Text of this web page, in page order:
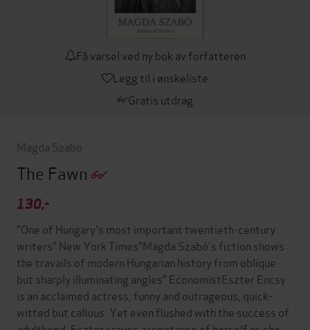
Få varsel ved ny bok av forfatteren
Legg til i ønskeliste
Gratis utdrag
Magda Szabó
The Fawn
130,-
"One of Hungary's most important twentieth-century
writers" New York Times"Magda Szabó's fiction shows
the travails of modern Hungarian history from oblique
but sharply illuminating angles" EconomistEszter Encsy
is an acclaimed actress, funny and outrageous, quick-
witted but callous. Yet even flushed with the success of